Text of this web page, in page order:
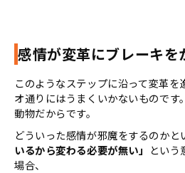
感情が変革にブレーキを
このようなステップに沿って変革を
オ通りにはうまくいかないものです
動物だからです。
どういった感情が邪魔をするのかと
いるから変わる必要が無い」
とい
場合、